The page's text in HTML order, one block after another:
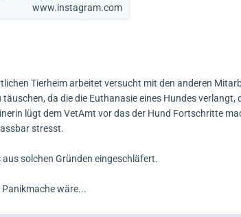
www.instagram.com
Tierheim arbeitet versucht mit den anderen
da die die Euthanasie eines Hundes verlangt,
lügt dem VetAmt vor das der Hund Fortschritte
stresst.
solchen Gründen eingeschläfert.
wäre...